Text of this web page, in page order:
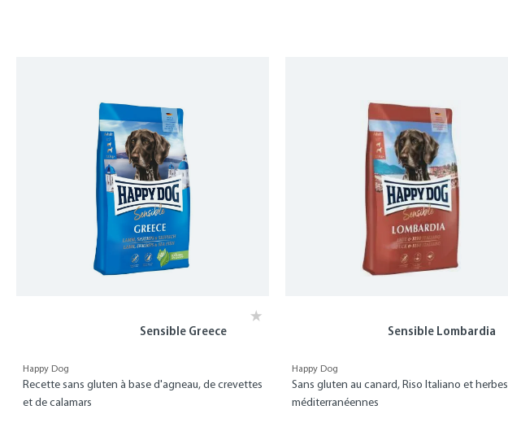
Happy Dog
Sensible Greece
Recette sans gluten à base d'agneau, de crevettes
et de calamars
Happy Dog
Sensible Lombardia
Sans gluten au canard, Riso Italiano et herbes
méditerranéennes